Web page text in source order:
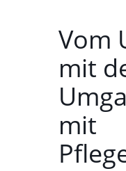
Vom
mit
mit